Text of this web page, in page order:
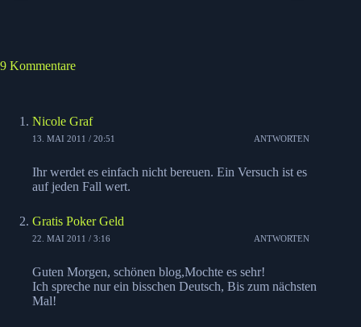
9 Kommentare
Nicole Graf
13. MAI 2011 / 20:51 ANTWORTEN
Ihr werdet es einfach nicht bereuen. Ein Versuch ist es
auf jeden Fall wert.
Gratis Poker Geld
22. MAI 2011 / 3:16 ANTWORTEN
Guten Morgen, schönen blog,Mochte es sehr!
Ich spreche nur ein bisschen Deutsch, Bis zum nächsten
Mal!